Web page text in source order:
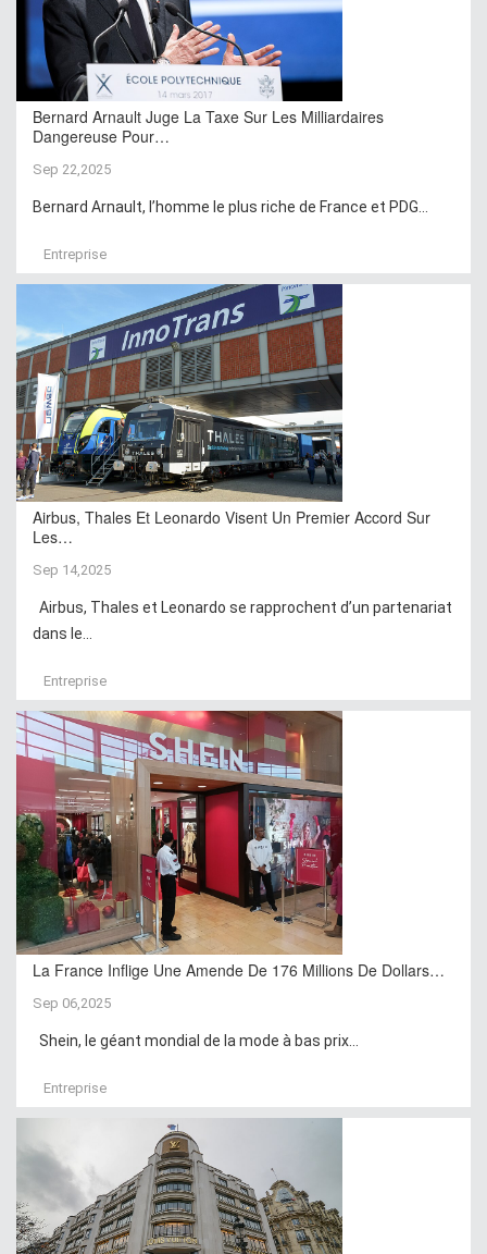
Bernard Arnault Juge La Taxe Sur Les Milliardaires
Dangereuse Pour…
Sep 22,2025
Bernard Arnault, l’homme le plus riche de France et PDG...
Entreprise
Airbus, Thales Et Leonardo Visent Un Premier Accord Sur
Les…
Sep 14,2025
Airbus, Thales et Leonardo se rapprochent d’un partenariat
dans le...
Entreprise
La France Inflige Une Amende De 176 Millions De Dollars…
Sep 06,2025
Shein, le géant mondial de la mode à bas prix...
Entreprise